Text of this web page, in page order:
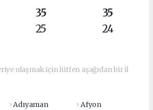
35
25
35
24
ulaşmak için lütfen aşağıdan bir il
Adıyaman
Afyon